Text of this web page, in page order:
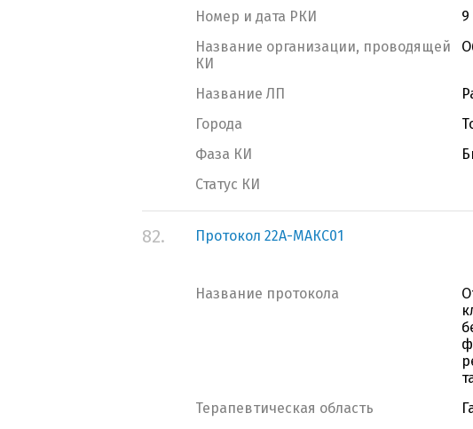
Номер и дата РКИ
9
Название организации, проводящей
КИ
Название ЛП
Города
Фаза КИ
Статус КИ
82. Протокол 22А-МАКС01
Название протокола
Терапевтическая область